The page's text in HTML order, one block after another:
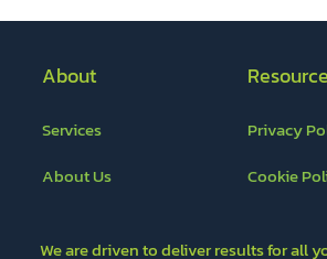
About
Services
About Us
Privacy
Cookie
We are driven to deliver results for all